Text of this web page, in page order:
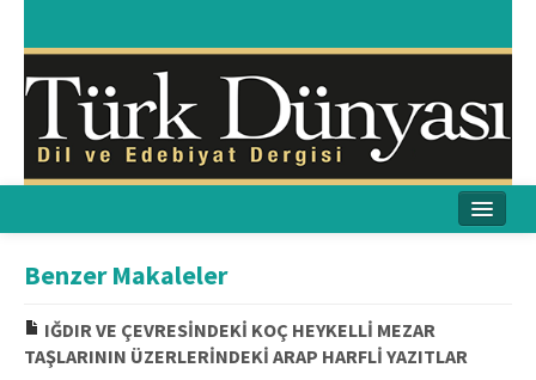
Yayın Kurulu
Benzer Makaleler
IĞDIR VE ÇEVRESİNDEKİ KOÇ HEYKELLİ MEZAR
TAŞLARININ ÜZERLERİNDEKİ ARAP HARFLİ YAZITLAR